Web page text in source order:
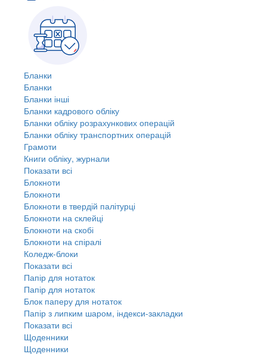
Бланки
Бланки
Бланки інші
Бланки кадрового обліку
Бланки обліку розрахункових операцій
Бланки обліку транспортних операцій
Грамоти
Книги обліку, журнали
Показати всі
Блокноти
Блокноти
Блокноти в твердій палітурці
Блокноти на склейці
Блокноти на скобі
Блокноти на спіралі
Коледж-блоки
Показати всі
Папір для нотаток
Папір для нотаток
Блок паперу для нотаток
Папір з липким шаром, індекси-закладки
Показати всі
Щоденники
Щоденники